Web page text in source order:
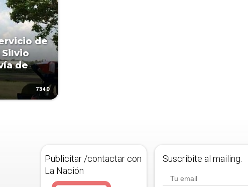
de
de
734D
Publicitar /contactar con
La Nación
Suscribite al mailing.